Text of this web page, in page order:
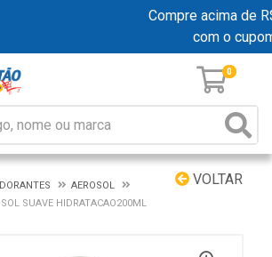
Compre acima de
com o
0
VOLTAR
AEROSOL
SUAVE HIDRATACAO200ML